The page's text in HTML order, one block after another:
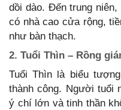
dồi dào. Đến trung
có nhà cao cửa rộng,
như bàn thạch.
2. Tuổi Thìn – Rồng
Tuổi Thìn là biểu
thành công. Người tuổi
ý chí lớn và tinh thần